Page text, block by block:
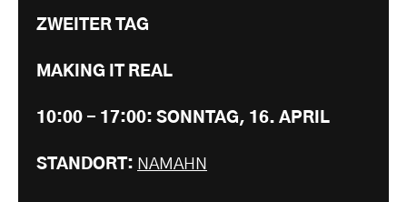
ZWEITER TAG
MAKING IT REAL
10:00 - 17:00: SONNTAG, 16. APRIL
STANDORT: NAMAHN